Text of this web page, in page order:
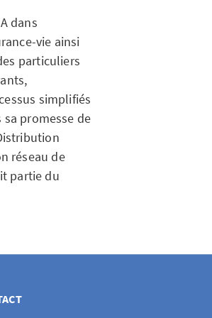
dans
vie ainsi
particuliers
simplifiés
sa promesse de
réseau de
partie du